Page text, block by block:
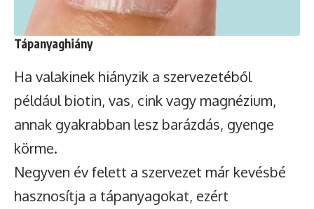
Tápanyaghiány
Ha valakinek hiányzik a szervezetéből
például biotin, vas, cink vagy magnézium,
annak gyakrabban lesz barázdás, gyenge
körme.
Negyven év felett a szervezet már kevésbé
hasznosítja a tápanyagokat, ezért